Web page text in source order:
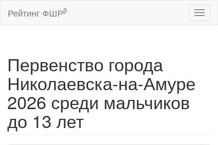
Рейтинг ФШРβ
Первенство города
Николаевска-на-Амуре
2026 среди мальчиков
до 13 лет